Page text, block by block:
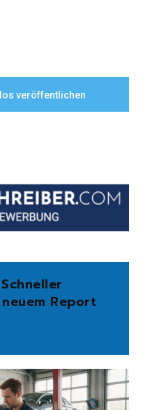
veröffentlichen
Report